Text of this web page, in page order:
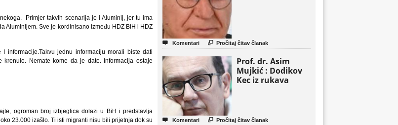
Primjer takvih scenarija je i Aluminij, jer tu ima
Aluminijem. Sve je kordinisano između HDZ BiH i HDZ
informacije.Takvu jednu informaciju morali biste dati
Nemate kome da je date. Informacija ostaje
ogroman broj izbjeglica dolazi u BiH i predstavlja
23.000 izašlo. Ti isti migranti nisu bili prijetnja dok su
 Komentari  Pročitaj čitav članak
Prof. dr. Asim
Mujkić : Dodikov
Kec iz rukava
 Komentari  Pročitaj čitav članak